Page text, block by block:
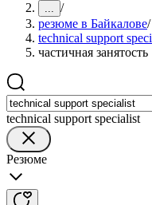
... /
резюме в Байкалове/
technical support
частичная занятость
technical support specialist
Резюме